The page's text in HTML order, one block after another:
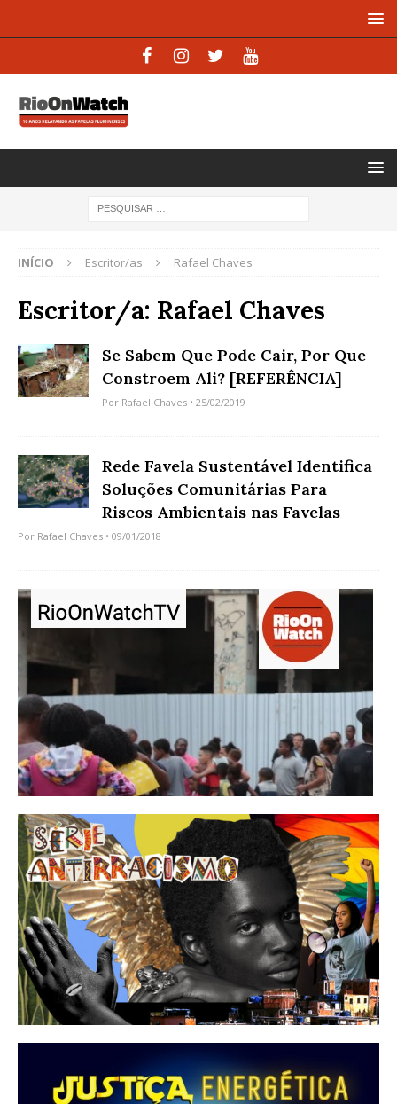
INÍCIO Escritor/as Rafael Chaves
Escritor/a: Rafael Chaves
Se Sabem Que Pode Cair, Por Que
Constroem Ali? [REFERÊNCIA]
Por Rafael Chaves • 25/02/2019
Rede Favela Sustentável Identifica
Soluções Comunitárias Para
Riscos Ambientais nas Favelas
Por Rafael Chaves • 09/01/2018